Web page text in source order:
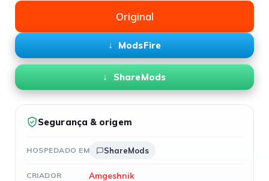
Original
ModsFire
ShareMods
Segurança & origem
HOSPEDADO EM ShareMods
CRIADOR Amgeshnik